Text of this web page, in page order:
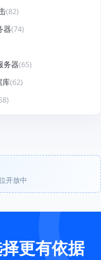
(82)
器(74)
务器(65)
库(62)
开放中
更有依据